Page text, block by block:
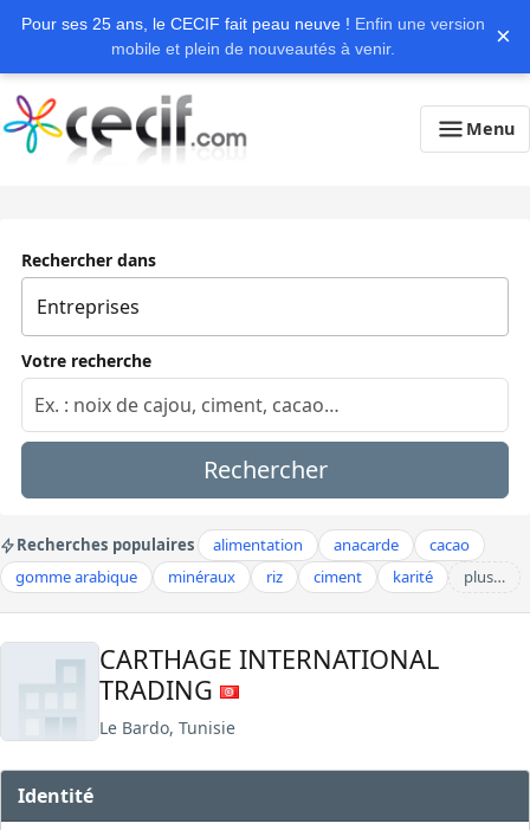
Pour ses 25 ans, le CECIF fait peau neuve ! Enfin une version
mobile et plein de nouveautés à venir.
×
Menu
Rechercher dans
Votre recherche
Rechercher
Recherches populaires alimentation anacarde
cacao
gomme arabique
minéraux riz ciment karité plus…
CARTHAGE INTERNATIONAL
TRADING
Le Bardo, Tunisie
Identité